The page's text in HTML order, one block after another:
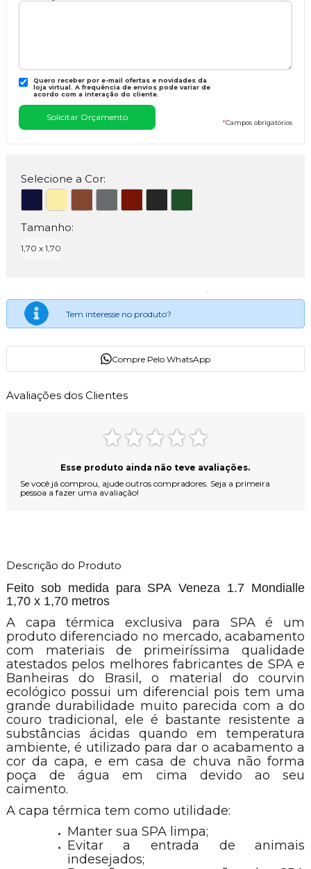
Quero receber por e-mail ofertas e novidades da
loja virtual. A frequência de envios pode variar de
acordo com a interação do cliente.
*Campos obrigatórios
Selecione a Cor:
Tamanho:
1,70 x 1,70
Tem interesse no produto?
Compre Pelo WhatsApp
Avaliações dos Clientes
Esse produto ainda não teve avaliações.
Se você já comprou, ajude outros compradores. Seja a primeira
pessoa a fazer uma avaliação!
Descrição do Produto
Feito sob medida para SPA Veneza 1.7 Mondialle
1,70 x 1,70 metros
A capa térmica exclusiva para SPA é um
produto diferenciado no mercado, acabamento
com materiais de primeiríssima qualidade
atestados pelos melhores fabricantes de SPA e
Banheiras do Brasil, o material do courvin
ecológico possui um diferencial pois tem uma
grande durabilidade muito parecida com a do
couro tradicional, ele é bastante resistente a
substâncias ácidas quando em temperatura
ambiente, é utilizado para dar o acabamento a
cor da capa, e em casa de chuva não forma
poça de água em cima devido ao seu
caimento.
A capa térmica tem como utilidade:
Manter sua SPA limpa;
Evitar a entrada de animais
indesejados;